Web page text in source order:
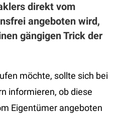
direkt vom
angeboten wird,
gängigen Trick der
möchte, sollte sich bei
informieren, ob diese
Eigentümer angeboten